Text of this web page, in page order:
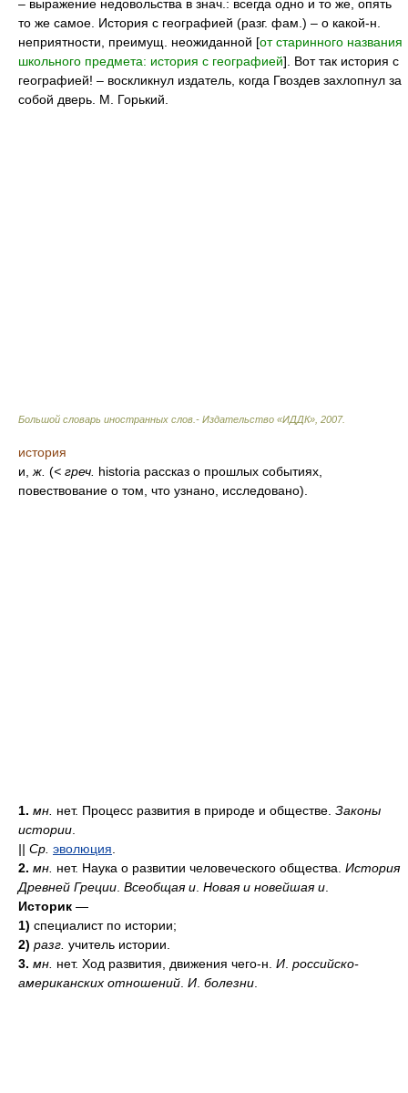
– выражение недовольства в знач.: всегда одно и то же, опять
то же самое. История с географией (разг. фам.) – о какой-н.
неприятности, преимущ. неожиданной [от старинного названия
школьного предмета: история с географией]. Вот так история с
географией! – воскликнул издатель, когда Гвоздев захлопнул за
собой дверь. М. Горький.
Большой словарь иностранных слов.- Издательство «ИДДК» 2007.
история
и, ж. (< греч. historia рассказ о прошлых событиях,
повествование о том, что узнано, исследовано).
1. мн. нет. Процесс развития в природе и обществе. Законы
истории
|| Ср. эволюция
2. мн. нет. Наука о развитии человеческого общества. История
Древней Греции Всеобщая и Новая и новейшая и
Историк —
1) специалист по истории;
2) разг. учитель истории.
3. мн. нет. Ход развития, движения чего-н. И российско-
американских отношений И болезни